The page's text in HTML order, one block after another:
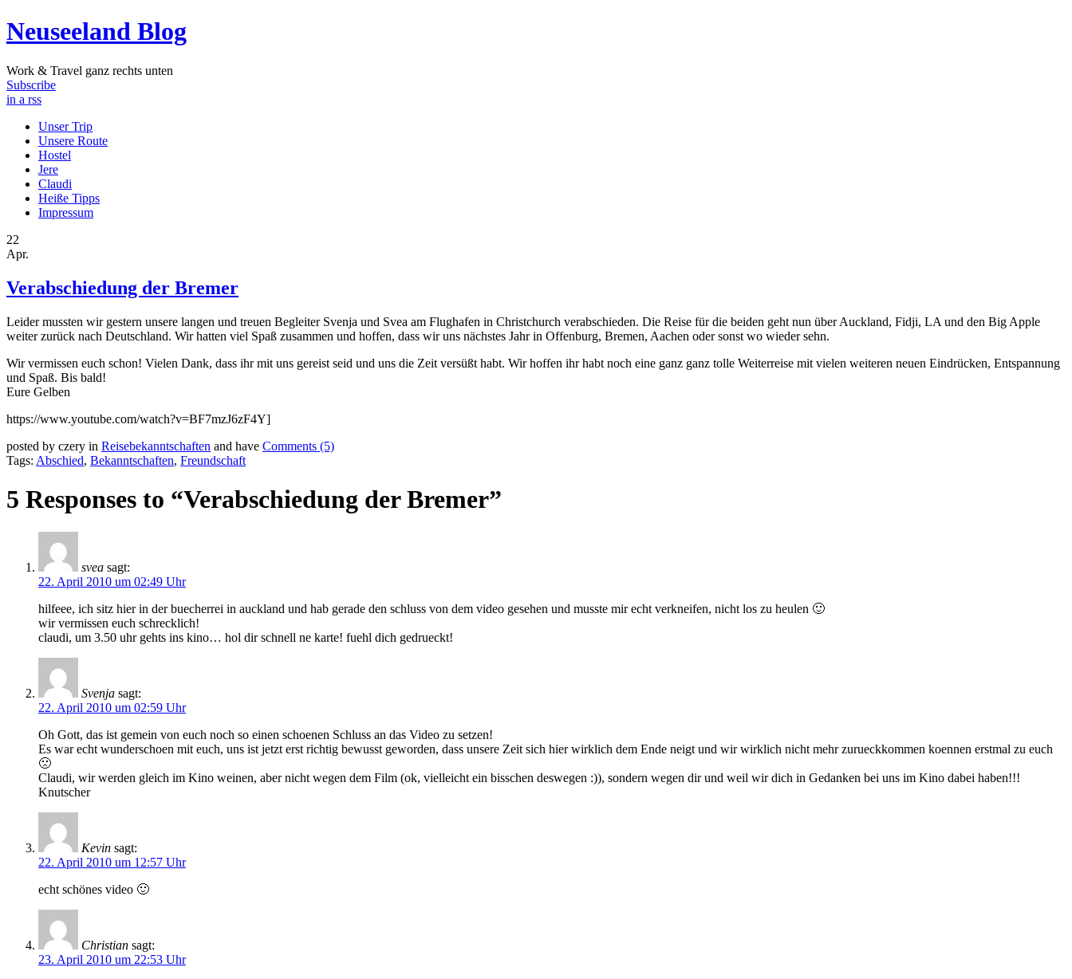
Neuseeland Blog
Work & Travel ganz rechts unten
Subscribe
in a rss
Unser Trip
Unsere Route
Hostel
Jere
Claudi
Heiße Tipps
Impressum
22
Apr.
Verabschiedung der Bremer
Leider mussten wir gestern unsere langen und treuen Begleiter Svenja und Svea am Flughafen in Christchurch verabschieden. Die Reise für die beiden geht nun über Auckland, Fidji, LA und den Big Apple
weiter zurück nach Deutschland. Wir hatten viel Spaß zusammen und hoffen, dass wir uns nächstes Jahr in Offenburg, Bremen, Aachen oder sonst wo wieder sehn.
Wir vermissen euch schon! Vielen Dank, dass ihr mit uns gereist seid und uns die Zeit versüßt habt. Wir hoffen ihr habt noch eine ganz ganz tolle Weiterreise mit vielen weiteren neuen Eindrücken, Entspannung
und Spaß. Bis bald!
Eure Gelben
https://www.youtube.com/watch?v=BF7mzJ6zF4Y]
posted by czery in Reisebekanntschaften and have Comments (5)
Tags: Abschied, Bekanntschaften, Freundschaft
5 Responses to “Verabschiedung der Bremer”
svea sagt:
22. April 2010 um 02:49 Uhr
hilfeee, ich sitz hier in der buecherrei in auckland und hab gerade den schluss von dem video gesehen und musste mir echt verkneifen, nicht los zu heulen 🙂
wir vermissen euch schrecklich!
claudi, um 3.50 uhr gehts ins kino… hol dir schnell ne karte! fuehl dich gedrueckt!
Svenja sagt:
22. April 2010 um 02:59 Uhr
Oh Gott, das ist gemein von euch noch so einen schoenen Schluss an das Video zu setzen!
Es war echt wunderschoen mit euch, uns ist jetzt erst richtig bewusst geworden, dass unsere Zeit sich hier wirklich dem Ende neigt und wir wirklich nicht mehr zurueckkommen koennen erstmal zu euch
🙁
Claudi, wir werden gleich im Kino weinen, aber nicht wegen dem Film (ok, vielleicht ein bisschen deswegen :)), sondern wegen dir und weil wir dich in Gedanken bei uns im Kino dabei haben!!!
Knutscher
Kevin sagt:
22. April 2010 um 12:57 Uhr
echt schönes video 🙂
Christian sagt:
23. April 2010 um 22:53 Uhr